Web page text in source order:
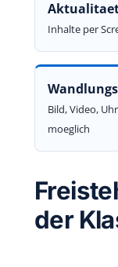
Inhalte per
Bild, Video,
moeglich
der